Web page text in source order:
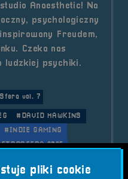
Anaesthetic! Na
psychologiczny
Freudem,
Czeka nas
ludzkiej psychiki.
vol. 7
#DAVID HAWKINS
#INDIE GAMING
2025
pliki cookie